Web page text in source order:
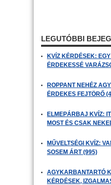
LEGUTÓBBI
KVÍZ KÉRDÉSEK:
ÉRDEKESSÉ
ROPPANT NEHÉZ
ÉRDEKES FEJTÖRŐ
ELMEPÁRBAJ KVÍZ:
MOST ÉS CSAK
MŰVELTSÉGI KVÍZ:
SOSEM ÁRT (995)
AGYKARBANTARTÓ
KÉRDÉSEK,